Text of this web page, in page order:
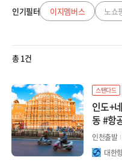
허니문 기획전/홈쇼핑 이벤트/혜택
허니문
인기필터 이지멤버스 노쇼
총 1건
스탠다드
인도+
동 #항
험
인천출발
대한